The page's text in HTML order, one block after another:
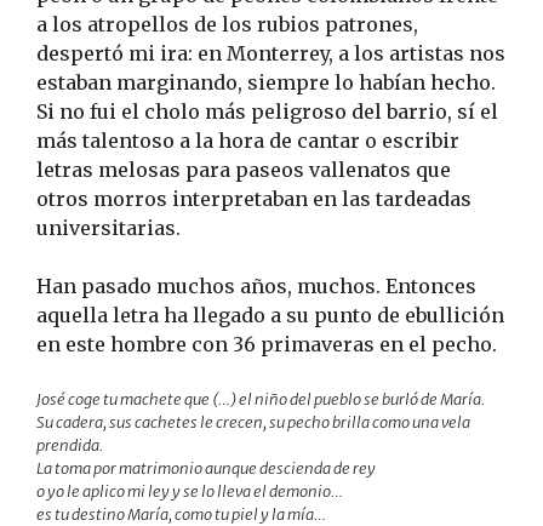
a los atropellos de los rubios patrones,
despertó mi ira: en Monterrey, a los artistas nos
estaban marginando, siempre lo habían hecho.
Si no fui el cholo más peligroso del barrio, sí el
más talentoso a la hora de cantar o escribir
letras melosas para paseos vallenatos que
otros morros interpretaban en las tardeadas
universitarias.
Han pasado muchos años, muchos. Entonces
aquella letra ha llegado a su punto de ebullición
en este hombre con 36 primaveras en el pecho.
José coge tu machete que (…) el niño del pueblo se burló de María.
Su cadera, sus cachetes le crecen, su pecho brilla como una vela
prendida.
La toma por matrimonio aunque descienda de rey
o yo le aplico mi ley y se lo lleva el demonio…
es tu destino María, como tu piel y la mía…